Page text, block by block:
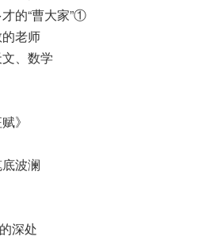
的“曹大家”①
老师
、数学
》
波澜
深处